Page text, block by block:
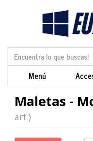
Menú
Maletas -
art.)